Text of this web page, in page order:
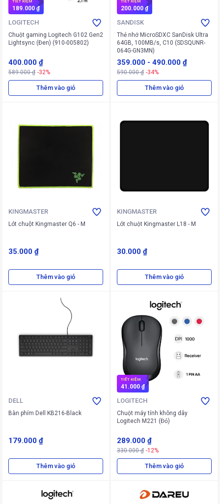
TIẾT KIỆM
189.000 ₫
LOGITECH
Chuột gaming Logitech G102 Gen2
Lightsync (Đen) (910-005802)
400.000 ₫
589.000 ₫ -32%
Thêm vào giỏ
TIẾT KIỆM
200.000 ₫
SANDISK
Thẻ nhớ MicroSDXC SanDisk Ultra
64GB, 100MB/s, C10 (SDSQUNR-
064G-GN3MN)
359.000 - 490.000 ₫
590.000 ₫ -34%
Thêm vào giỏ
KINGMASTER
Lót chuột Kingmaster Q6 - M
35.000 ₫
Thêm vào giỏ
KINGMASTER
Lót chuột Kingmaster L18 - M
30.000 ₫
Thêm vào giỏ
DELL
Bàn phím Dell KB216-Black
179.000 ₫
Thêm vào giỏ
TIẾT KIỆM
41.000 ₫
LOGITECH
Chuột máy tính không dây
Logitech M221 (Đỏ)
289.000 ₫
330.000 ₫ -12%
Thêm vào giỏ